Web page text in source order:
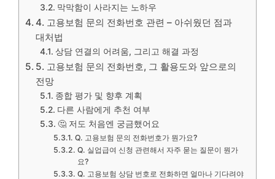
막막함이 사라지는 노하우
4. 고용보험 문의 전화번호 관련 – 아쉬웠던 점과
대처법
상담 연결의 어려움, 그리고 해결 과정
5. 고용보험 문의 전화번호, 그 활용도와 앞으로의
전망
종합 평가 및 향후 계획
다른 사람에게 추천 여부
🤔 저도 처음엔 궁금했어요
Q. 고용보험 문의 전화번호가 뭔가요?
Q. 실업급여 신청 관련해서 자주 묻는 질문이 뭔가
요?
Q. 고용보험 상담 번호로 전화하면 얼마나 기다려야